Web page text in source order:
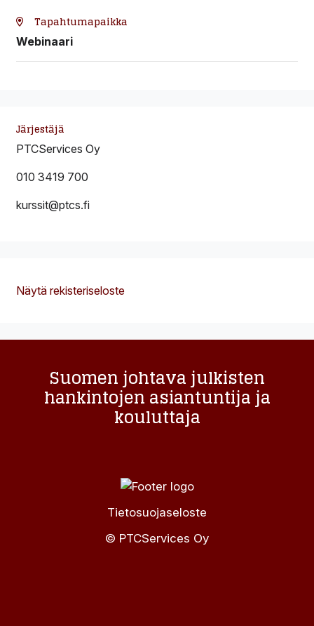
Tapahtumapaikka
Webinaari
Järjestäjä
PTCServices Oy
010 3419 700
kurssit@ptcs.fi
Näytä rekisteriseloste
Suomen johtava julkisten
hankintojen asiantuntija ja
kouluttaja
Tietosuojaseloste
© PTCServices Oy